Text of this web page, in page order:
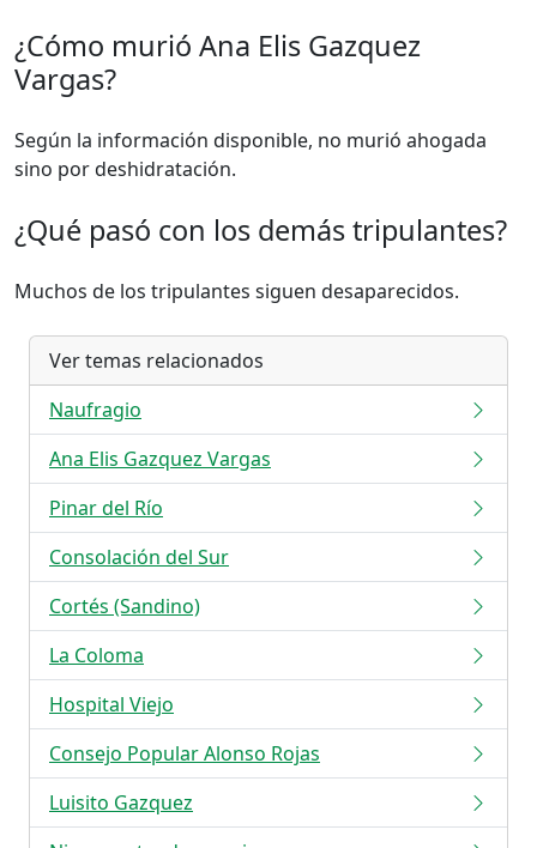
¿Cómo murió Ana Elis Gazquez
Vargas?
Según la información disponible, no murió ahogada
sino por deshidratación.
¿Qué pasó con los demás tripulantes?
Muchos de los tripulantes siguen desaparecidos.
Ver temas relacionados
Naufragio
Ana Elis Gazquez Vargas
Pinar del Río
Consolación del Sur
Cortés (Sandino)
La Coloma
Hospital Viejo
Consejo Popular Alonso Rojas
Luisito Gazquez